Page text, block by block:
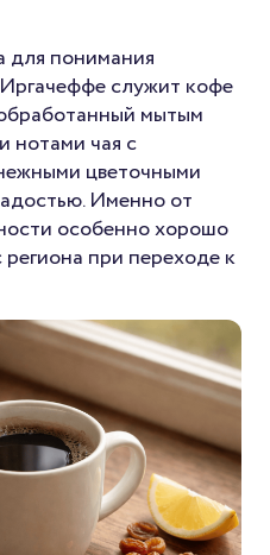
для понимания
служит кофе
мытым
нотами чая с
цветочными
Именно от
особенно хорошо
региона при переходе к